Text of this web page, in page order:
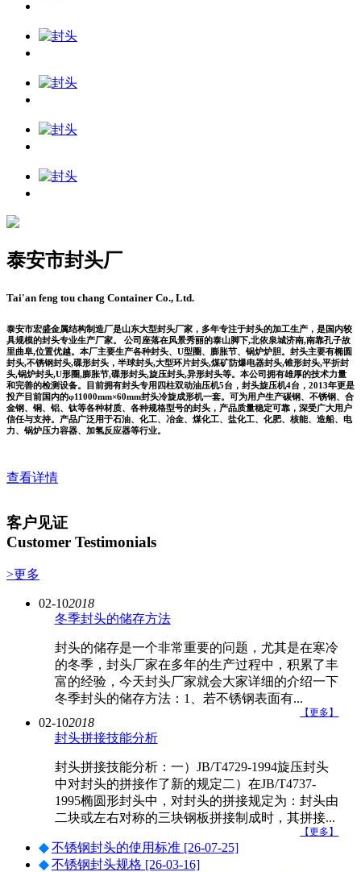
泰安市封头厂
Tai'an feng tou chang Container Co., Ltd.
泰安市宏盛金属结构制造厂是山东大型封头厂家，多年专注于封头的加工生产，是国内较
具规模的封头专业生产厂家。 公司座落在风景秀丽的泰山脚下,北依泉城济南,南靠孔子故
里曲阜,位置优越。本厂主要生产各种封头、U型圈、膨胀节、锅炉炉胆。封头主要有椭圆
封头,不锈钢封头,碟形封头，半球封头,大型环片封头,煤矿防爆电器封头,锥形封头,平折封
头,锅炉封头,U形圈,膨胀节,碟形封头,旋压封头,异形封头等。本公司拥有雄厚的技术力量
和完善的检测设备。目前拥有封头专用四柱双动油压机5台，封头旋压机4台，2013年更是
投产目前国内的φ11000mm×60mm封头冷旋成形机一套。可为用户生产碳钢、不锈钢、合
金钢、铜、铝、钛等各种材质、各种规格型号的封头，产品质量稳定可靠，深受广大用户
信任与支持。产品广泛用于石油、化工、冶金、煤化工、盐化工、化肥、核能、造船、电
力、锅炉压力容器、加氢反应器等行业。
查看详情
客户见证
Customer Testimonials
>更多
02-102018
冬季封头的储存方法
封头的储存是一个非常重要的问题，尤其是在寒冷
的冬季，封头厂家在多年的生产过程中，积累了丰
富的经验，今天封头厂家就会大家详细的介绍一下
冬季封头的储存方法：1、若不锈钢表面有...
【更多】
02-102018
封头拼接技能分析
封头拼接技能分析：一）JB/T4729-1994旋压封头
中对封头的拼接作了新的规定二）在JB/T4737-
1995椭圆形封头中，对封头的拼接规定为：封头由
二块或左右对称的三块钢板拼接制成时，其拼接...
【更多】
◆ 不锈钢封头的使用标准 [26-07-25]
◆ 不锈钢封头规格 [26-03-16]